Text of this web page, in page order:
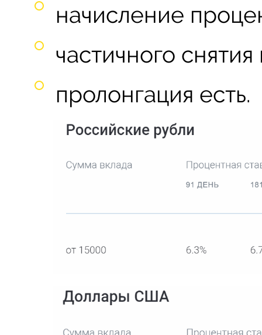
начисление
частичного
пролонгация есть.